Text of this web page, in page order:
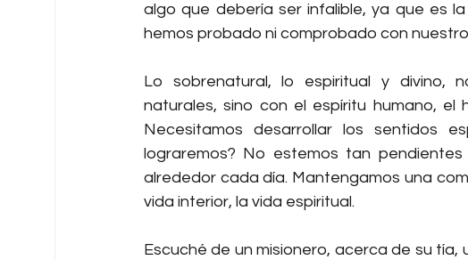
algo que debería ser infalible, ya que es
hemos probado ni comprobado con
Lo sobrenatural, lo espiritual y divino,
naturales, sino con el espíritu humano, el
Necesitamos desarrollar los sentidos
lograremos? No estemos tan
alrededor cada día. Mantengamos una
vida interior, la vida espiritual.
Escuché de un misionero, acerca de su